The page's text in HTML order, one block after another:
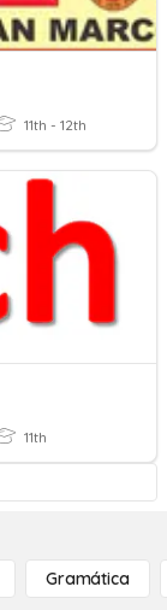
11th - 12th
11th
Gramática